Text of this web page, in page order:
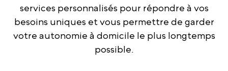
services personnalisés pour répondre à vos
besoins uniques et vous permettre de garder
votre autonomie à domicile le plus longtemps
possible.